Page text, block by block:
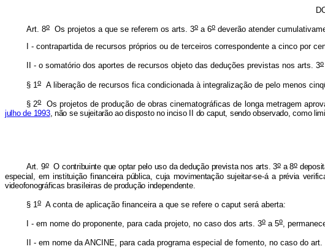
Art. 8o Os projetos a que se referem os arts. 3o a 6o deverão atender
I - contrapartida de recursos próprios ou de terceiros correspondente a cinco por
II - o somatório dos aportes de recursos objeto das deduções previstas nos arts. 3o
§ 1o A liberação de recursos fica condicionada à integralização de pelo menos
§ 2oOs projetos de produção de obras cinematográficas de longa metragem
julho de 1993, não se sujeitarão ao disposto no inciso II do caput, sendo observado, como
Art. 9oO contribuinte que optar pelo uso da dedução prevista nos arts. 3oa 8o
especial, em instituição financeira pública, cuja movimentação sujeitar-se-á a prévia
videofonográficas brasileiras de produção independente.
§ 1o A conta de aplicação financeira a que se refere o caput será aberta:
I - em nome do proponente, para cada projeto, no caso dos arts. 3o a 5o,
II - em nome da ANCINE, para cada programa especial de fomento, no caso do art.